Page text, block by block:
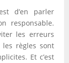
d’en parler
responsable.
les erreurs
les règles sont
Et c’est